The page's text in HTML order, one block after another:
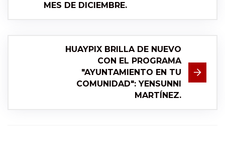
MES DE DICIEMBRE.
HUAYPIX BRILLA DE NUEVO
CON EL PROGRAMA
"AYUNTAMIENTO EN TU
COMUNIDAD": YENSUNNI
MARTÍNEZ.